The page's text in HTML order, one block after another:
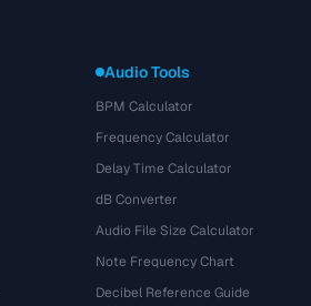
Audio Tools
BPM Calculator
Frequency Calculator
Delay Time Calculator
dB Converter
Audio File Size Calculator
Note Frequency Chart
Decibel Reference Guide